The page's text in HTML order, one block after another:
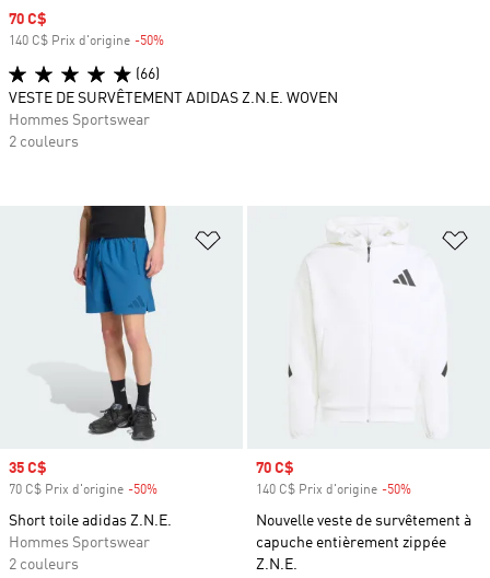
Ajouter à la Liste de produits
Prix soldé
35 C$
70 C$ Prix d'origine -50%
Short toile adidas Z.N.E.
Hommes Sportswear
2 couleurs
Prix soldé
70 C$
140 C$ Prix d'origine -50%
Nouvelle veste de survêtement à
capuche entièrement zippée
Z.N.E.
Prix soldé
70 C$
140 C$ Prix d'origine -50%
(66)
VESTE DE SURVÊTEMENT ADIDAS Z.N.E. WOVEN
Hommes Sportswear
2 couleurs